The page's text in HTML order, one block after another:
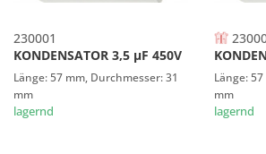
230001
KONDENSATOR 3,5 µF 450V
Länge: 57 mm, Durchmesser: 31
mm
lagernd
Länge:
mm
lagernd